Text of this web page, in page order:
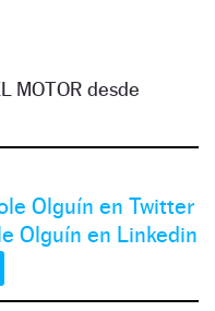
MOTOR desde
Olguín en Twitter
Olguín en Linkedin